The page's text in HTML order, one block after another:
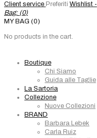
Client service Preferiti Wishlist -
Bag: (0)
MY BAG (0)
No products in the cart.
Boutique
Chi Siamo
Guida alle Taglie
La Sartoria
Collezione
Nuove Collezioni
BRAND
Barbara Lebek
Carla Ruiz